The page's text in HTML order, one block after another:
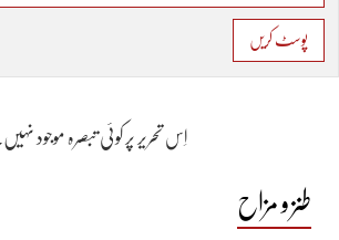
پوسٹ کریں
اِس تحریر پر کوئی تبصرہ موجود نہیں۔
طنز و مزاح